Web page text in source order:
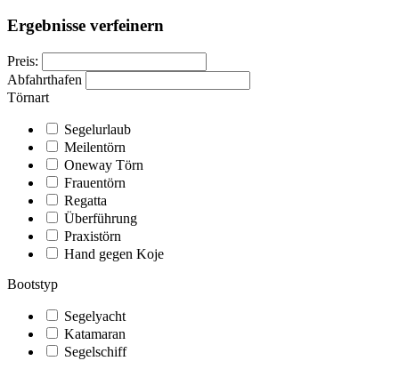
Ergebnisse verfeinern
Preis:
Abfahrthafen
Törnart
Segelurlaub
Meilentörn
Oneway Törn
Frauentörn
Regatta
Überführung
Praxistörn
Hand gegen Koje
Bootstyp
Segelyacht
Katamaran
Segelschiff